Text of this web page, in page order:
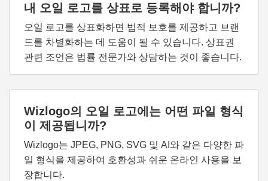
내 오일 로고를 상표로 등록해야 합니까?
오일 로고를 상표화하면 법적 보호를 제공하고 브랜
드를 차별화하는 데 도움이 될 수 있습니다. 상표권
관련 조언은 법률 전문가와 상담하는 것이 좋습니다.
Wizlogo의 오일 로고에는 어떤 파일 형식
이 제공됩니까?
Wizlogo는 JPEG, PNG, SVG 및 AI와 같은 다양한 파
일 형식을 제공하여 호환성과 쉬운 온라인 사용을 보
장합니다.